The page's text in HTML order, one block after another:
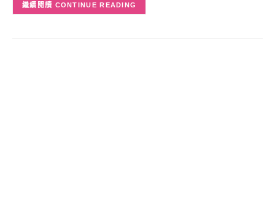
CONTINUE READING